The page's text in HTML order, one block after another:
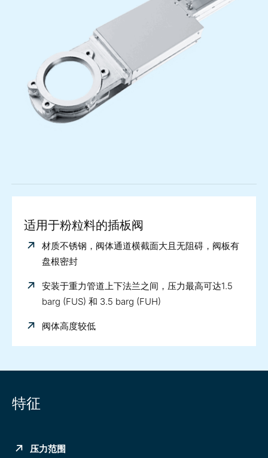
适用于粉粒料的插板阀
材质不锈钢，阀体通道横截面大且无阻碍，阀板有
盘根密封
安装于重力管道上下法兰之间，压力最高可达1.5
barg (FUS) 和 3.5 barg (FUH)
阀体高度较低
特征
压力范围